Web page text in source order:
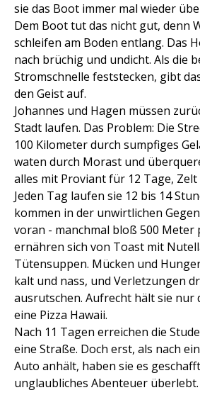
sie das Boot immer mal wieder
Dem Boot tut das nicht gut, denn
schleifen am Boden entlang. Das
nach brüchig und undicht. Als die
Stromschnelle feststecken, gibt
den Geist auf.
Johannes und Hagen müssen
Stadt laufen. Das Problem: Die
100 Kilometer durch sumpfiges
waten durch Morast und
alles mit Proviant für 12 Tage, Zelt
Jeden Tag laufen sie 12 bis 14
kommen in der unwirtlichen
voran - manchmal bloß 500 Meter
ernähren sich von Toast mit
Tütensuppen. Mücken und
kalt und nass, und Verletzungen
ausrutschen. Aufrecht hält sie nur
eine Pizza Hawaii.
Nach 11 Tagen erreichen die
eine Straße. Doch erst, als nach
Auto anhält, haben sie es
unglaubliches Abenteuer überlebt.